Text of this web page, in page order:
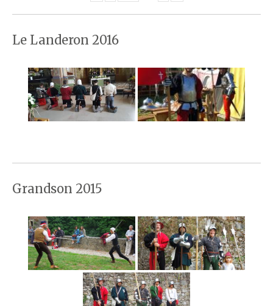
Le Landeron 2016
Grandson 2015